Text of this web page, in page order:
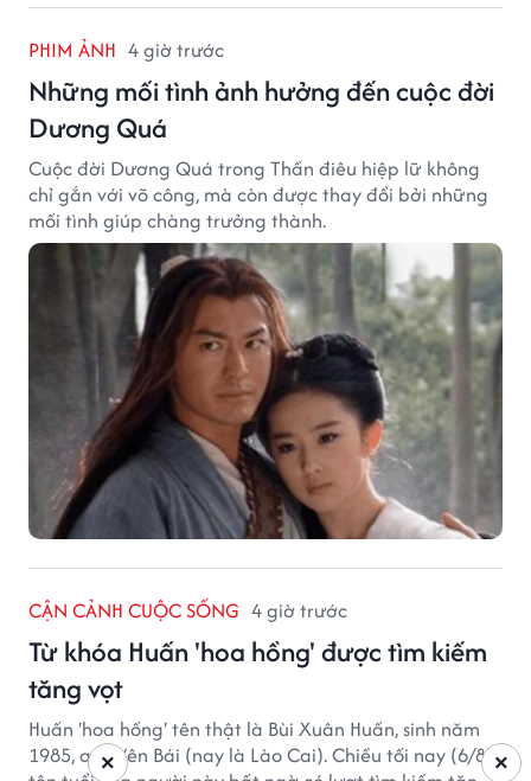
PHIM ẢNH 4 giờ trước
Những mối tình ảnh hưởng đến cuộc đời
Dương Quá
Cuộc đời Dương Quá trong Thần điêu hiệp lữ không
chỉ gắn với võ công, mà còn được thay đổi bởi những
mối tình giúp chàng trưởng thành.
CẬN CẢNH CUỘC SỐNG 4 giờ trước
Từ khóa Huấn 'hoa hồng' được tìm kiếm
tăng vọt
Huấn 'hoa hồng' tên thật là Bùi Xuân Huấn, sinh năm
1985, quê Yên Bái (nay là Lào Cai). Chiều tối nay (6/8),×
×